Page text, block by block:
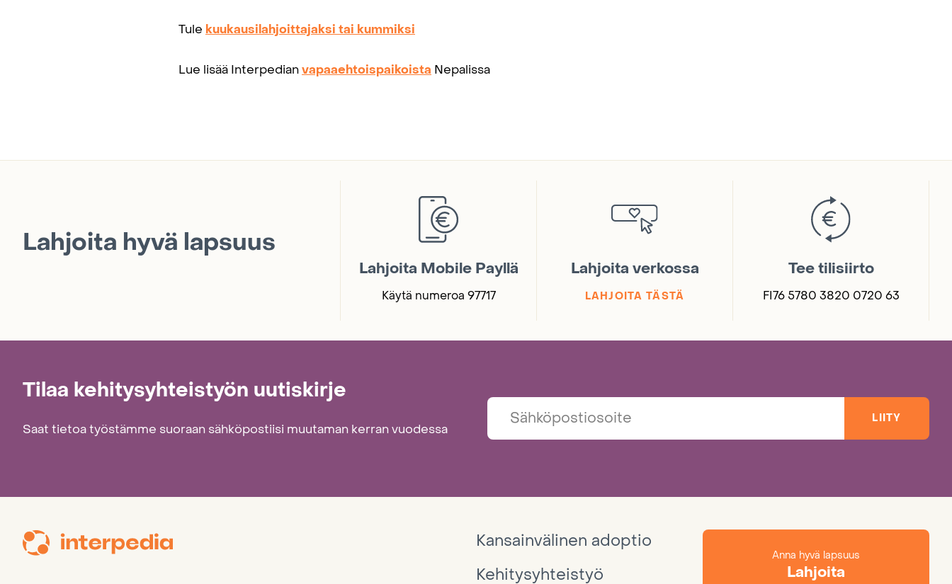
Tule kuukausilahjoittajaksi tai kummiksi
Lue lisää Interpedianvapaaehtoispaikoista Nepalissa
Lahjoita hyvä lapsuus
Lahjoita Mobile Payllä
Käytä numeroa 97717
Lahjoita verkossa
LAHJOITA TÄSTÄ
Tee tilisiirto
FI76 5780 3820 0720 63
Tilaa kehitysyhteistyön uutiskirje
Saat tietoa työstämme suoraan sähköpostiisi muutaman kerran vuodessa
LIITY
Kansainvälinen adoptio
Kehitysyhteistyö
Anna hyvä lapsuus
Lahjoita